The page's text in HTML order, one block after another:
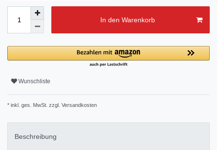
In den Warenkorb
Wunschliste
* inkl. ges. MwSt. zzgl. Versandkosten
Beschreibung